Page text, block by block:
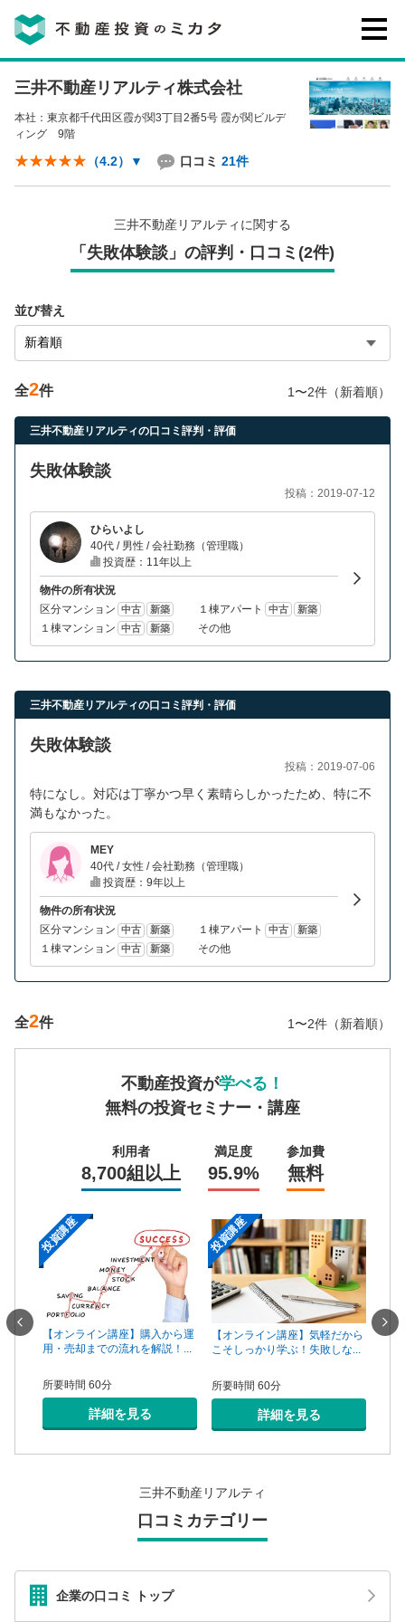
不動産投資のミカタとは
お客様の声
ご質問・ご予約 電話する
三井不動産リアルティ株式会社
本社：東京都千代田区霞が関3丁目2番5号 霞が関ビルデ
ィング 9階
（4.2） ▼ 口コミ 21件
三井不動産リアルティに関する
「失敗体験談」の評判・口コミ(2件)
並び替え
全2件 1〜2件（新着順）
三井不動産リアルティの口コミ評判・評価
失敗体験談
投稿：2019-07-12
ひらいよし
40代 / 男性 / 会社勤務（管理職）
投資歴：11年以上
物件の所有状況
区分マンション 中古 新築 １棟アパート 中古 新築
１棟マンション 中古 新築 その他
三井不動産リアルティの口コミ評判・評価
失敗体験談
投稿：2019-07-06
特になし。対応は丁寧かつ早く素晴らしかったため、特に不
満もなかった。
MEY
40代 / 女性 / 会社勤務（管理職）
投資歴：9年以上
物件の所有状況
区分マンション 中古 新築 １棟アパート 中古 新築
１棟マンション 中古 新築 その他
全2件 1〜2件（新着順）
不動産投資が学べる！
無料の投資セミナー・講座
利用者
8,700組以上
満足度
95.9%
参加費
無料
手は
投資講座
【オンライン講座】購入から運
用・売却までの流れを解説！...
所要時間 60分
詳細を見る
投資講座
【オンライン講座】気軽だから
こそしっかり学ぶ！失敗しな...
所要時間 60分
詳細を見る
【オ
三井不動産リアルティ
口コミカテゴリー
企業の口コミ トップ